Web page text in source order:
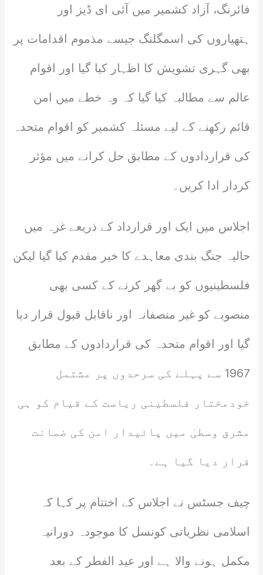
فائرنگ، آزاد کشمیر میں آئی ای ڈیز اور
ہتھیاروں کی اسمگلنگ جیسے مذموم اقدامات پر
بھی گہری تشویش کا اظہار کیا گیا اور اقوام
عالم سے مطالبہ کیا گیا کہ وہ خطے میں امن
قائم رکھنے کے لیے مسئلہ کشمیر کو اقوام متحدہ
کی قراردادوں کے مطابق حل کرانے میں مؤثر
کردار ادا کریں۔
اجلاس میں ایک اور قرارداد کے ذریعے غزہ میں
حالیہ جنگ بندی معاہدے کا خیر مقدم کیا گیا لیکن
فلسطینیوں کو بے گھر کرنے کے کسی بھی
منصوبے کو غیر منصفانہ اور ناقابل قبول قرار دیا
گیا اور اقوام متحدہ کی قراردادوں کے مطابق
1967 سے پہلے کی سرحدوں پر مشتمل
خودمختار فلسطینی ریاست کے قیام کو ہی
مشرق وسطیٰ میں پائیدار امن کی ضمانت
قرار دیا گیا ہے۔
چیف جسٹس نے اجلاس کے اختتام پر کہا کہ
اسلامی نظریاتی کونسل کا موجودہ دورانیہ
مکمل ہونے والا ہے اور عید الفطر کے بعد